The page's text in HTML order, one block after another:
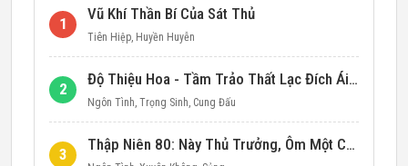
1
Vũ Khí Thần Bí Của Sát Thủ
Tiên Hiệp, Huyền Huyễn
2
Độ Thiệu Hoa - Tầm Trảo Thất Lạc Đích Ái Tình
Ngôn Tình, Trọng Sinh, Cung Đấu
3
Thập Niên 80: Này Thủ Trưởng, Ôm Một Cái Đi!